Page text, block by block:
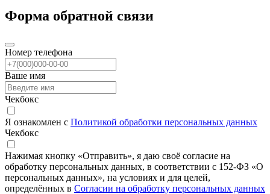
Форма обратной связи
Номер телефона
Ваше имя
Чекбокс
Я ознакомлен с Политикой обработки персональных данных
Чекбокс
Нажимая кнопку «Отправить», я даю своё согласие на
обработку персональных данных, в соответствии с 152-ФЗ «О
персональных данных», на условиях и для целей,
определённых в Согласии на обработку персональных данных